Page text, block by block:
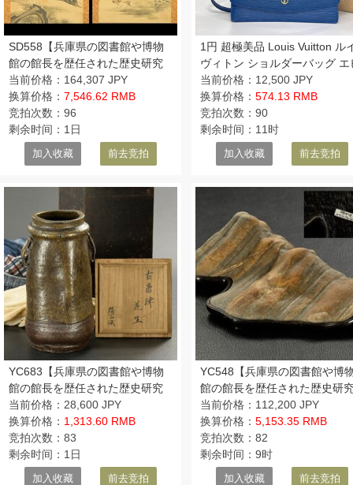
SD558【兵庫県の図書館や博物
館の館長を歴任された歴史研究
家遺族委託品】掛軸双幅 伊藤
若冲 細密極彩鶏図 日本画
当前价格：164,307 JPY
换算价格： 7,546.62 RMB
竞拍次数：96
剩余时间：1日
加入收藏 前去竞拍
1円 超極美品 Louis Vuitton ル
ヴィトン ショルダーバッグ エ
グルネル M52365 トレドブル
2way クラッチバッグ レディー
ス
当前价格：12,500 JPY
换算价格： 574.13 RMB
竞拍次数：90
剩余时间：11时
加入收藏 前去竞拍
YC683【兵庫県の図書館や博物
館の館長を歴任された歴史研究
家遺族委託品】古陶磁器専門家
満岡忠成鑑定 桃山時代 古唐
津花入花瓶 茶道具
当前价格：28,600 JPY
换算价格： 1,313.60 RMB
竞拍次数：83
剩余时间：1日
加入收藏 前去竞拍
YC548【兵庫県の図書館や博
館の館長を歴任された歴史研
家遺族委託品】盆石水石鑑賞
盆栽 瀬田川虎石
当前价格：112,200 JPY
换算价格： 5,153.35 RMB
竞拍次数：82
剩余时间：9时
加入收藏 前去竞拍